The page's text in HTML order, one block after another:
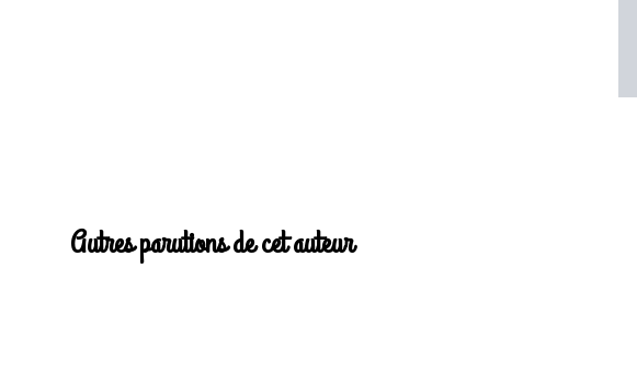
Autres parutions de cet auteur